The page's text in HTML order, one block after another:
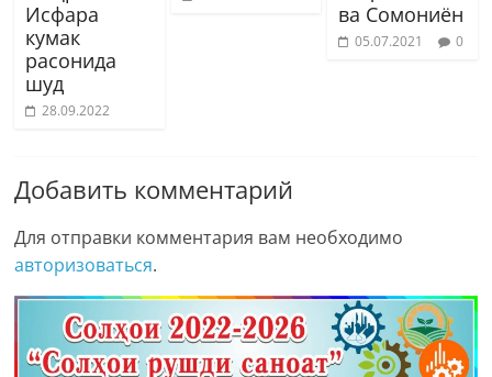
Исфара
кумак
расонида
шуд
28.09.2022
ва Сомониён
05.07.2021 0
Добавить комментарий
Для отправки комментария вам необходимо
авторизоваться.